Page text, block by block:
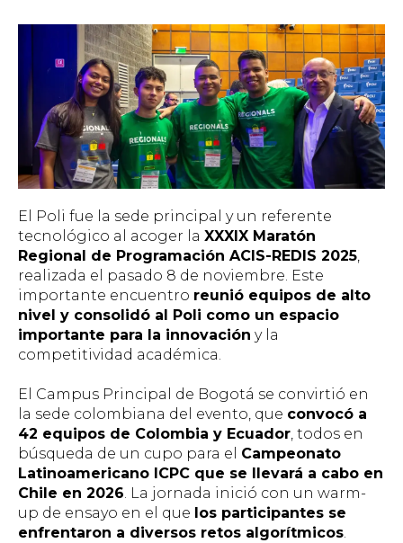
El Poli fue la sede principal y un referente
tecnológico al acoger la XXXIX Maratón
Regional de Programación ACIS-REDIS 2025,
realizada el pasado 8 de noviembre. Este
importante encuentro reunió equipos de alto
nivel y consolidó al Poli como un espacio
importante para la innovación y la
competitividad académica.
El Campus Principal de Bogotá se convirtió en
la sede colombiana del evento, que convocó a
42 equipos de Colombia y Ecuador, todos en
búsqueda de un cupo para el Campeonato
Latinoamericano ICPC que se llevará a cabo en
Chile en 2026. La jornada inició con un warm-
up de ensayo en el que los participantes se
enfrentaron a diversos retos algorítmicos.